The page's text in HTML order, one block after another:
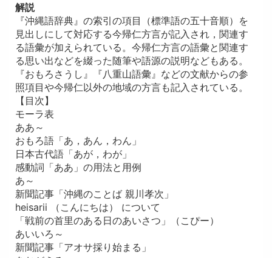
解説
『沖縄語辞典』の索引の項目（標準語の五十音順）を
見出しにして対応する今帰仁方言が記入され，関連す
る語彙が加えられている。今帰仁方言の語彙と関連す
る思い出などを綴った随筆や語源の説明などもある。
『おもろさうし』『八重山語彙』などの文献からの参
照項目や今帰仁以外の地域の方言も記入されている。
【目次】
モーラ表
ああ～
おもろ語「あ，あん，わん」
日本古代語「あが，わが」
感動詞「ああ」の用法と用例
あ～
新聞記事「沖縄のことば 親川孝次」
heisarii （こんにちは） について
「戦前の首里のある日のあいさつ」（こぴー）
あいいろ～
新聞記事「アオサ採り始まる」